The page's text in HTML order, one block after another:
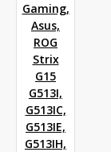
Gaming,
Asus,
ROG
Strix
G15
G513I,
G513IC,
G513IE,
G513IH,